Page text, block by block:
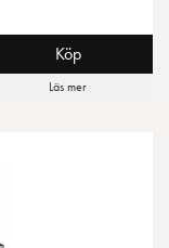
Köp
Läs mer